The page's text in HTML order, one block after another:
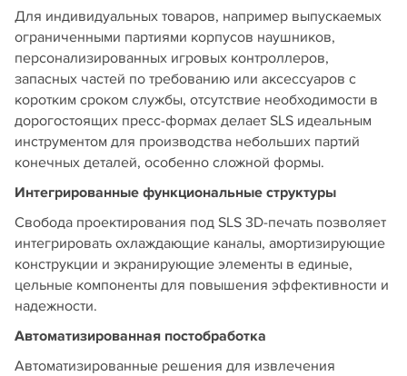
Для индивидуальных товаров, например выпускаемых
ограниченными партиями корпусов наушников,
персонализированных игровых контроллеров,
запасных частей по требованию или аксессуаров с
коротким сроком службы, отсутствие необходимости в
дорогостоящих пресс-формах делает SLS идеальным
инструментом для производства небольших партий
конечных деталей, особенно сложной формы.
Интегрированные функциональные структуры
Свобода проектирования под SLS 3D-печать позволяет
интегрировать охлаждающие каналы, амортизирующие
конструкции и экранирующие элементы в единые,
цельные компоненты для повышения эффективности и
надежности.
Автоматизированная постобработка
Автоматизированные решения для извлечения